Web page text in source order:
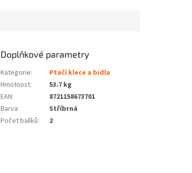
Doplňkové parametry
Kategorie:
Ptačí klece a bidla
Hmotnost:
53.7 kg
EAN:
8721158673701
Barva:
Stříbrná
Počet balíků: 2